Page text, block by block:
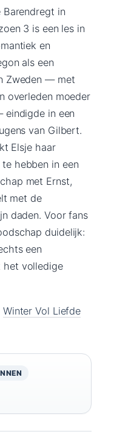
Barendregt in
3 is een les in
en
als een
Zweden — met
overleden moeder
eindigde in een
van Gilbert.
Elsje haar
hebben in een
met Ernst,
met de
daden. Voor fans
duidelijk:
een
het volledige
Winter Vol Liefde